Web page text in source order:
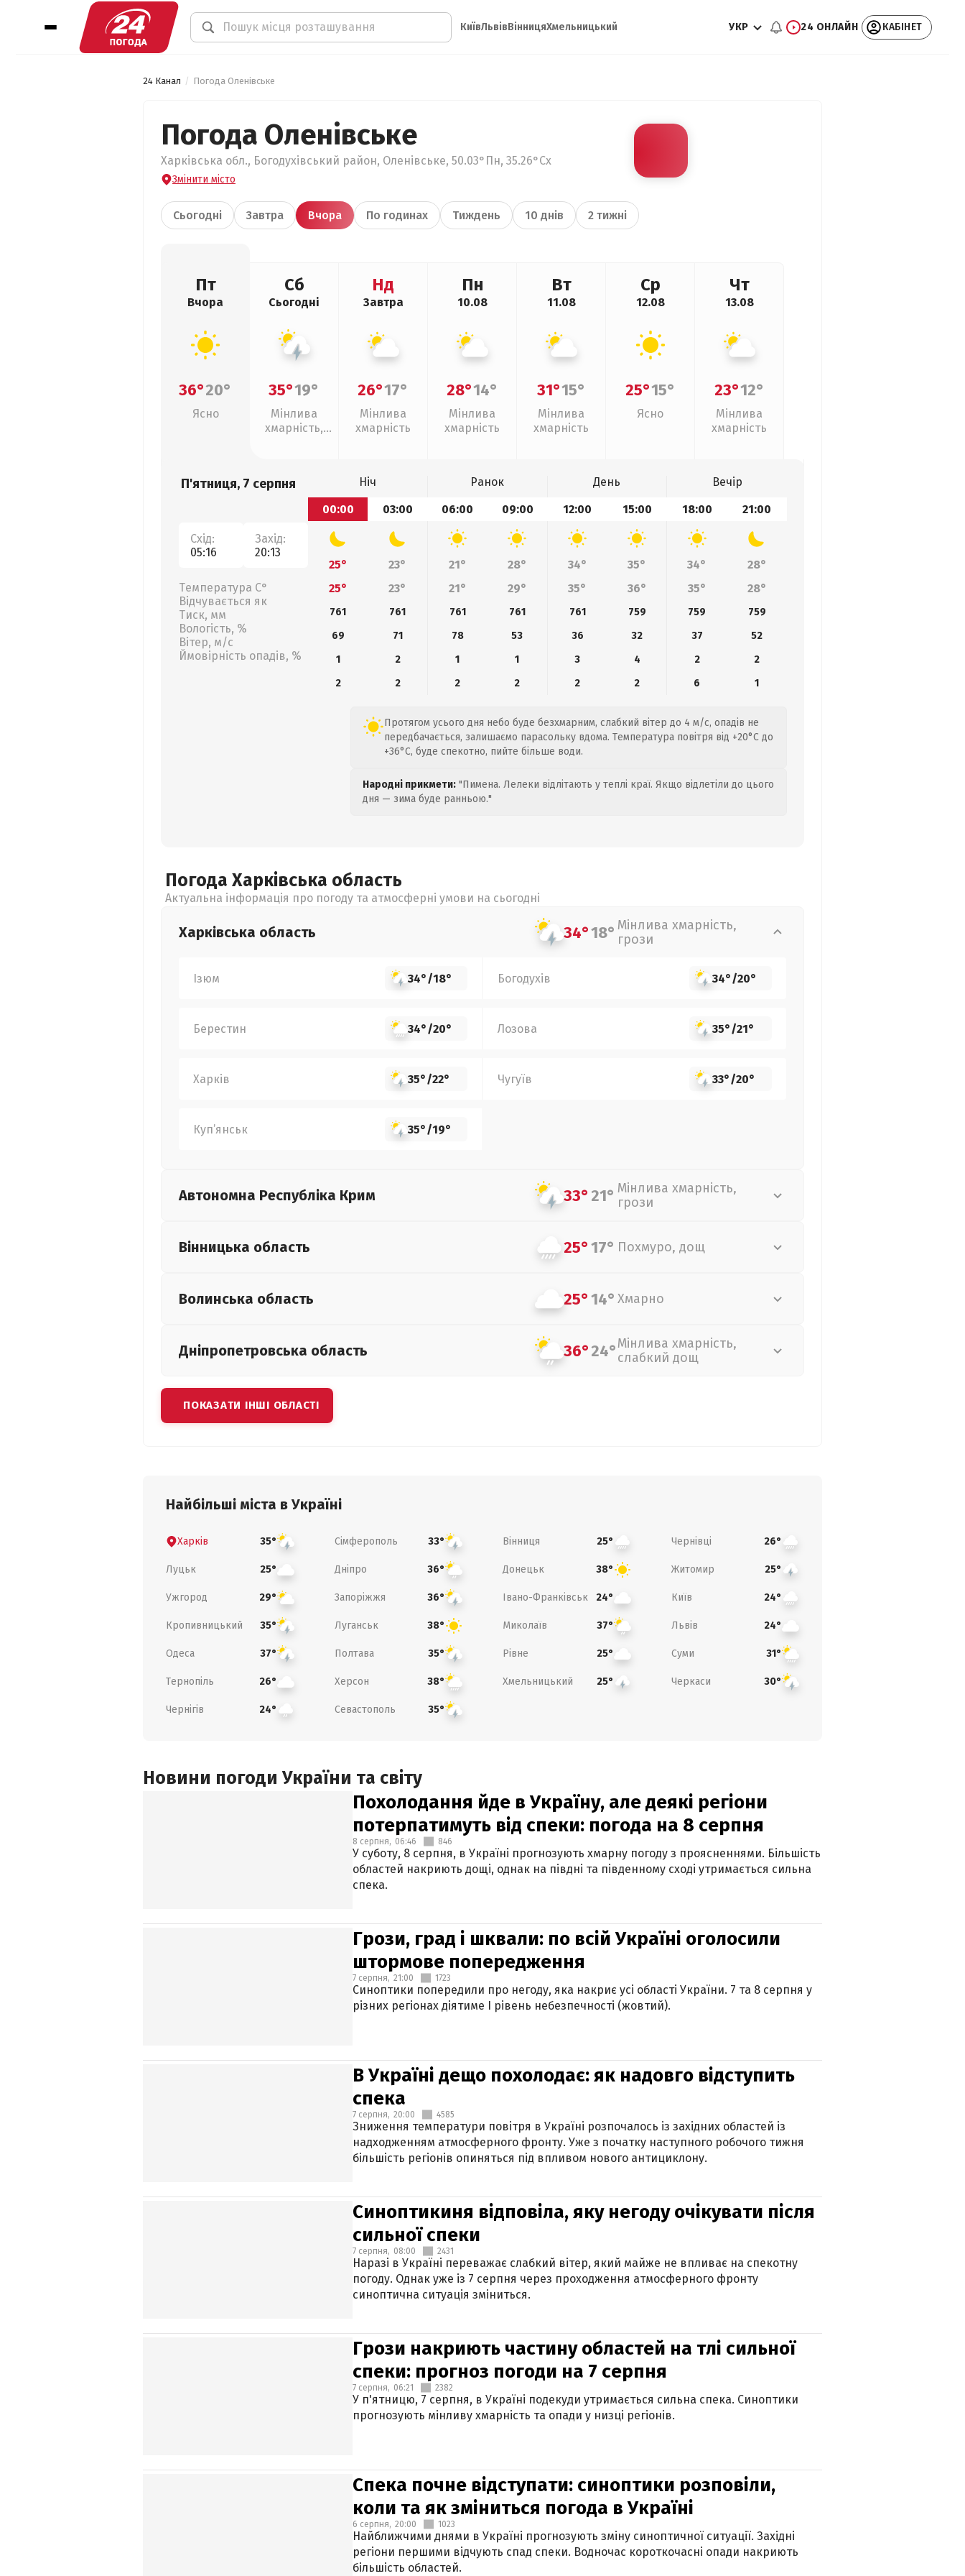
КиївЛьвівВінницяХмельницький УКР 24 ОНЛАЙН КАБІНЕТ
24 Канал Погода Оленівське
Погода Оленівське
Харківська обл., Богодухівський район, Оленівське, 50.03°Пн, 35.26°Сх
Змінити місто
Сьогодні Завтра Вчора По годинах Тиждень 10 днів 2 тижні
Пт
Вчора
36°20°
Ясно
Сб
Сьогодні
35°19°
Мінлива
хмарність,
Нд
Завтра
26°17°
Мінлива
хмарність
Пн
10.08
28°14°
Мінлива
хмарність
Вт
11.08
31°15°
Мінлива
хмарність
Ср
12.08
25°15°
Ясно
Чт
13.08
23°12°
Мінлива
хмарність
П'ятниця, 7 серпня
Схід:
05:16
Захід:
20:13
Температура С°
Відчувається як
Тиск, мм
Вологість, %
Вітер, м/с
Ймовірність опадів, %
Ніч Ранок День
Вечір
00:00
03:00 06:00 09:00 12:00 15:00 18:00 21:00
25° 23° 21° 28° 34° 35° 34°
28°
25°
23° 21° 29° 35° 36° 35° 28°
761 761 761 761 761 759 759
759
69
71 78 53 36 32 37
52
1
2 1 1 3 4 2
2
2
2 2 2 2 2 6 1
Протягом усього дня небо буде безхмарним, слабкий вітер до 4 м/с, опадів не
передбачається, залишаємо парасольку вдома. Температура повітря від +20°C до
+36°C, буде спекотно, пийте більше води.
Народні прикмети: "Пимена. Лелеки відлітають у теплі краї. Якщо відлетіли до цього
дня — зима буде ранньою."
Погода Харківська область
Актуальна інформація про погоду та атмосферні умови на сьогодні
Харківська область 34°18° Мінлива хмарність,
грози
Ізюм 34°/18° Богодухів 34°/20°
Берестин 34°/20° Лозова 35°/21°
Харків 35°/22° Чугуїв 33°/20°
Куп’янськ 35°/19°
Автономна Республіка Крим 33°21° Мінлива хмарність,
грози
Вінницька область 25°17° Похмуро, дощ
Волинська область 25°14° Хмарно
Дніпропетровська область 36°24°Мінлива хмарність,
слабкий дощ
ПОКАЗАТИ ІНШІ ОБЛАСТІ
Найбільші міста в Україні
Харків 35° Сімферополь 33° Вінниця 25° Чернівці 26°
Луцьк 25° Дніпро 36° Донецьк 38° Житомир 25°
Ужгород 29° Запоріжжя 36° Івано-Франківськ 24° Київ 24°
Кропивницький 35° Луганськ 38° Миколаїв 37° Львів 24°
Одеса 37° Полтава 35° Рівне 25° Суми 31°
Тернопіль 26° Херсон 38° Хмельницький 25° Черкаси 30°
Чернігів 24° Севастополь 35°
Новини погоди України та світу
Похолодання йде в Україну, але деякі регіони
потерпатимуть від спеки: погода на 8 серпня
8 серпня, 06:46 846
У суботу, 8 серпня, в Україні прогнозують хмарну погоду з проясненнями. Більшість
областей накриють дощі, однак на півдні та південному сході утримається сильна
спека.
Грози, град і шквали: по всій Україні оголосили
штормове попередження
7 серпня, 21:00 1723
Синоптики попередили про негоду, яка накриє усі області України. 7 та 8 серпня у
різних регіонах діятиме І рівень небезпечності (жовтий).
В Україні дещо похолодає: як надовго відступить
спека
7 серпня, 20:00 4585
Зниження температури повітря в Україні розпочалось із західних областей із
надходженням атмосферного фронту. Уже з початку наступного робочого тижня
більшість регіонів опиняться під впливом нового антициклону.
Синоптикиня відповіла, яку негоду очікувати після
сильної спеки
7 серпня, 08:00 2431
Наразі в Україні переважає слабкий вітер, який майже не впливає на спекотну
погоду. Однак уже із 7 серпня через проходження атмосферного фронту
синоптична ситуація зміниться.
Грози накриють частину областей на тлі сильної
спеки: прогноз погоди на 7 серпня
7 серпня, 06:21 2382
У п'ятницю, 7 серпня, в Україні подекуди утримається сильна спека. Синоптики
прогнозують мінливу хмарність та опади у низці регіонів.
Спека почне відступати: синоптики розповіли,
коли та як зміниться погода в Україні
6 серпня, 20:00 1023
Найближчими днями в Україні прогнозують зміну синоптичної ситуації. Західні
регіони першими відчують спад спеки. Водночас короткочасні опади накриють
більшість областей.